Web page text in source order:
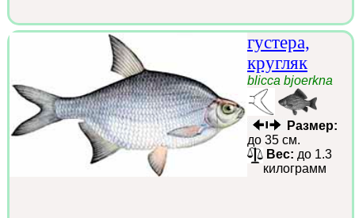
густера,
кругляк
blicca bjoerkna
Размер:
до 35 см.
Вес: до 1.3
килограмм